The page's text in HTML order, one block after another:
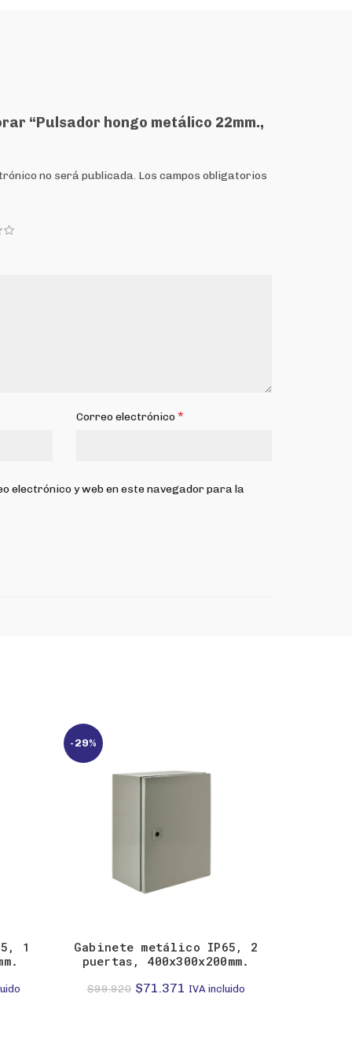
“Pulsador hongo metálico 22mm.,
no será publicada. Los campos obligatorios
Correo electrónico*
electrónico y web en este navegador para la
1
-29%
Gabinete metálico IP65, 2
puertas, 400x300x200mm.
$99.920 El
$71.371 El
IVA incluido